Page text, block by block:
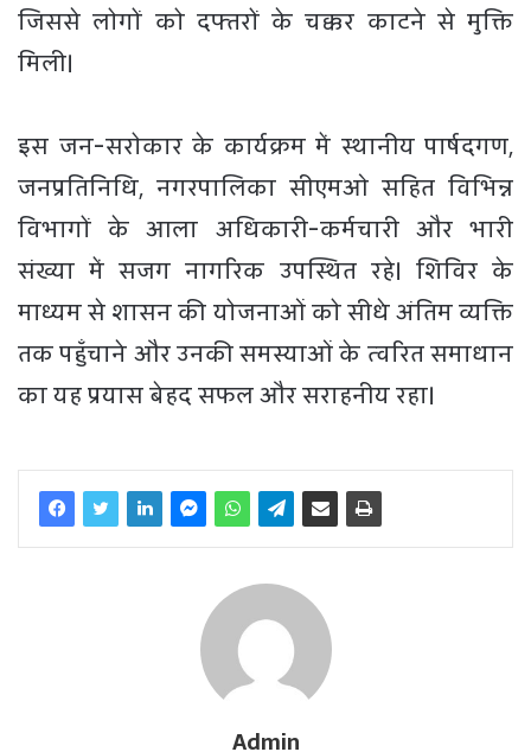
जिससे लोगों को दफ्तरों के चक्कर काटने से मुक्ति
मिली।
​इस जन-सरोकार के कार्यक्रम में स्थानीय पार्षदगण,
जनप्रतिनिधि, नगरपालिका सीएमओ सहित विभिन्न
विभागों के आला अधिकारी-कर्मचारी और भारी
संख्या में सजग नागरिक उपस्थित रहे। शिविर के
माध्यम से शासन की योजनाओं को सीधे अंतिम व्यक्ति
तक पहुँचाने और उनकी समस्याओं के त्वरित समाधान
का यह प्रयास बेहद सफल और सराहनीय रहा।
Admin